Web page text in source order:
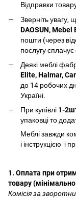
Відправки
Зверніть увагу,
DAOSUN, Mebel
пошти (через
послугу
Деякі меблі
Elite, Halmar,
до 14 робочих
Україні.
При купівлі 1-
упаковці то
Меблі завжди
і інструкцією і
1. Оплата при
товару
Комісія за